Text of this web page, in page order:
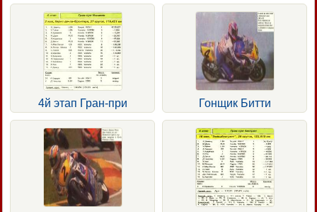
4й этап Гран-при Гонщик Битти